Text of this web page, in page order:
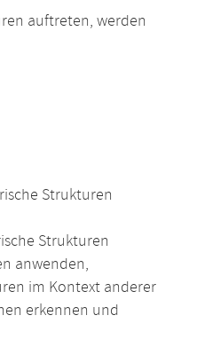
auftreten, werden
Strukturen
Strukturen
anwenden,
im Kontext anderer
erkennen und